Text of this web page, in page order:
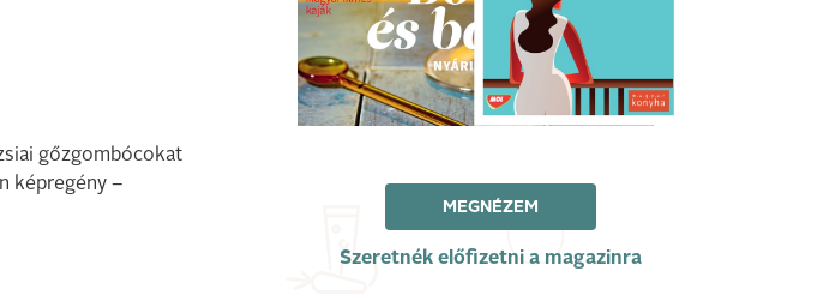
gőzgombócokat
képregény –
MEGNÉZEM
Szeretnék előfizetni a magazinra